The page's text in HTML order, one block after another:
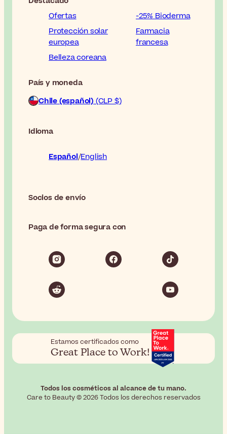
Ofertas
-25% Bioderma
Protección solar
europea
Farmacia
francesa
Belleza coreana
País y moneda
Chile (español) (CLP $)
Idioma
Español English
Socios de envío
Paga de forma segura con
Estamos certificados como
Great Place to Work!
Todos los cosméticos al alcance de tu mano.
Care to Beauty © 2026 Todos los derechos reservados